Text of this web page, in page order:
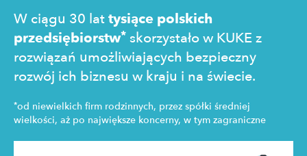
W ciągu 30 lattysiące polskich
przedsiębiorstw* skorzystało w KUKE z
rozwiązań umożliwiających bezpieczny
rozwój ich biznesu w kraju i na świecie.
*od niewielkich firm rodzinnych, przez spółki średniej
wielkości, aż po największe koncerny, w tym zagraniczne